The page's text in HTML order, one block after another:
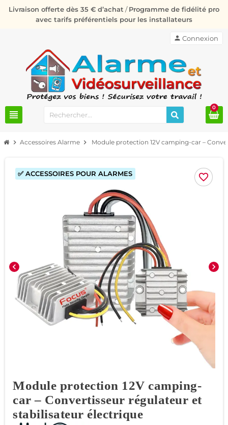
Livraison offerte dès 35 € d’achat /Programme de fidélité pro
avec tarifs préférentiels pour les installateurs
view_headline
person Connexion
0
chevron_right Accessoires Alarme chevron_right Module protection 12V camping-car –
favorite_border
chevron_left chevron_right
✅ ACCESSOIRES POUR ALARMES
Module protection 12V camping-
car – Convertisseur régulateur et
stabilisateur électrique